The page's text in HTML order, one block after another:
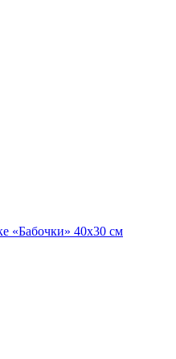
«Бабочки» 40x30 см